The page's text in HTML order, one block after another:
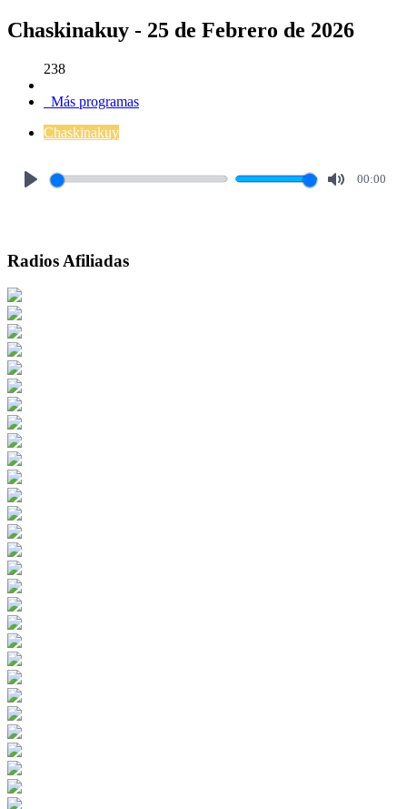
Chaskinakuy - 25 de Febrero de 2026
238
Más programas
Chaskinakuy
00:00
Radios Afiliadas